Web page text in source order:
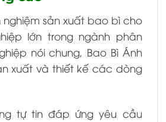
nghiệm sản xuất bao bì cho
lớn trong ngành phân
nói chung, Bao Bì Ánh
xuất và thiết kế các dòng
tự tin đáp ứng yêu cầu